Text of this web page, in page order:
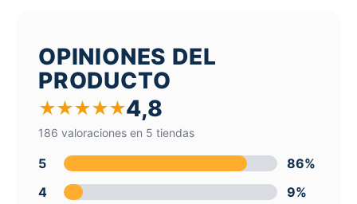
OPINIONES DEL
PRODUCTO
★★★★★4,8
186 valoraciones en 5 tiendas
5
86%
4
9%